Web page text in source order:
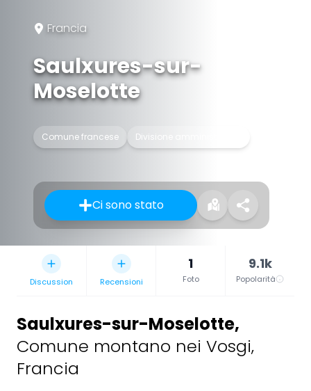
Francia
Saulxures-sur-
Moselotte
Comune francese Divisione amministrativa
Ci sono stato
Discussion Recensioni
1
Foto
9.1k
Popolarità
Saulxures-sur-Moselotte,
Comune montano nei Vosgi,
Francia